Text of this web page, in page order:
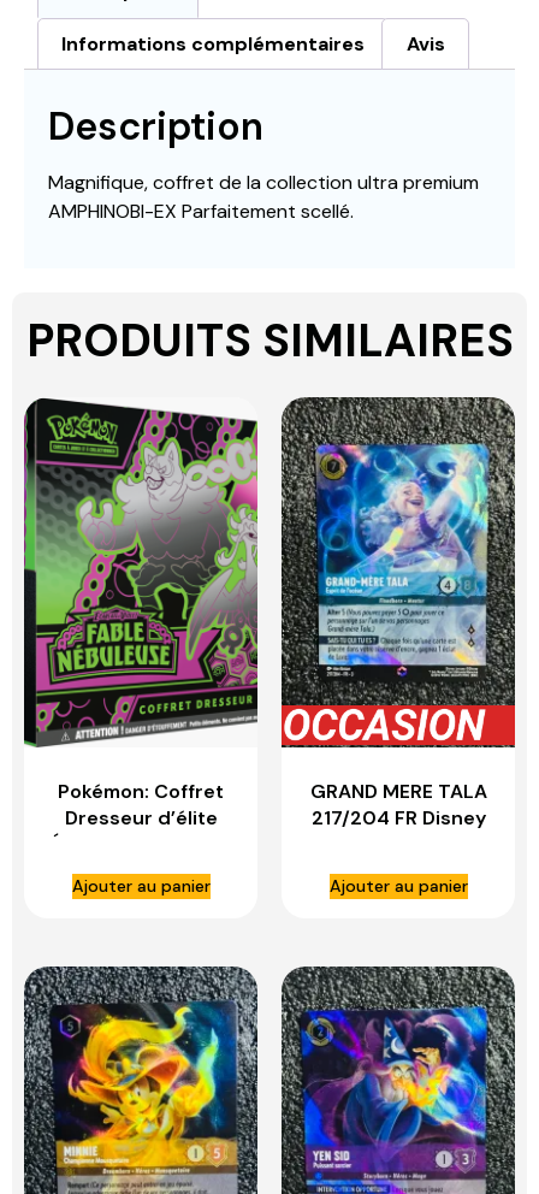
Informations complémentaires Avis
Description
Magnifique, coffret de la collection ultra premium
AMPHINOBI-EX Parfaitement scellé.
PRODUITS SIMILAIRES
Pokémon: Coffret
Dresseur d’élite
Écarlate et Violet –
Fable Nébuleuse du
JCC Pokémon
Ajouter au panier
GRAND MERE TALA
217/204 FR Disney
Ajouter au panier